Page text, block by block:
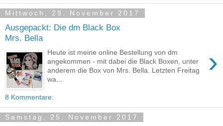
Mittwoch, 29. November 2017
Ausgepackt: Die dm Black Box
Mrs. Bella
›
Heute ist meine online Bestellung von dm
angekommen - mit dabei die Black Boxen, unter
anderem die Box von Mrs. Bella. Letzten Freitag
wa...
8 Kommentare:
Samstag, 25. November 2017